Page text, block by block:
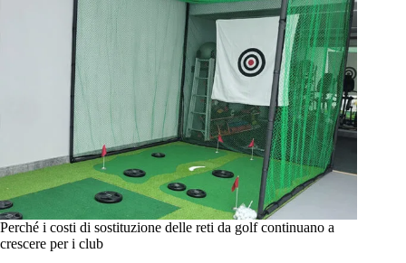
Perché i costi di sostituzione delle reti da golf continuano a
crescere per i club